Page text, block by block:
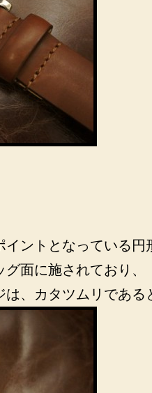
イントとなっている円
面に施されており、
は、カタツムリである